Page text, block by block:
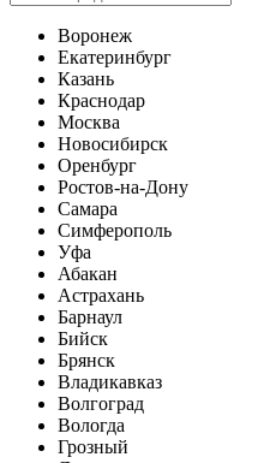
Воронеж
Екатеринбург
Казань
Краснодар
Москва
Новосибирск
Оренбург
Ростов-на-Дону
Самара
Симферополь
Уфа
Абакан
Астрахань
Барнаул
Бийск
Брянск
Владикавказ
Волгоград
Вологда
Грозный